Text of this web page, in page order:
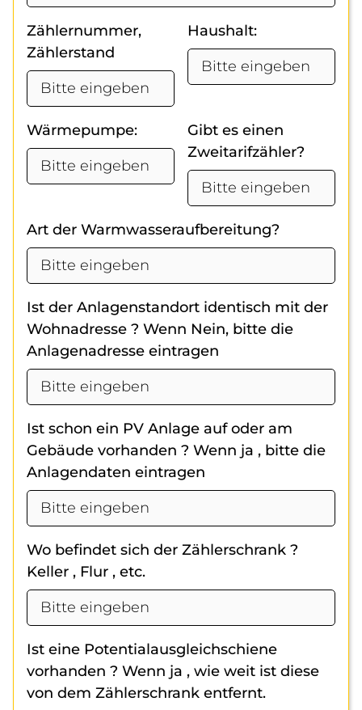
Zählernummer,
Zählerstand
Haushalt:
Wärmepumpe:
Gibt es einen
Zweitarifzähler?
Art der Warmwasseraufbereitung?
Ist der Anlagenstandort identisch mit der
Wohnadresse ? Wenn Nein, bitte die
Anlagenadresse eintragen
Ist schon ein PV Anlage auf oder am
Gebäude vorhanden ? Wenn ja , bitte die
Anlagendaten eintragen
Wo befindet sich der Zählerschrank ?
Keller , Flur , etc.
Ist eine Potentialausgleichschiene
vorhanden ? Wenn ja , wie weit ist diese
von dem Zählerschrank entfernt.